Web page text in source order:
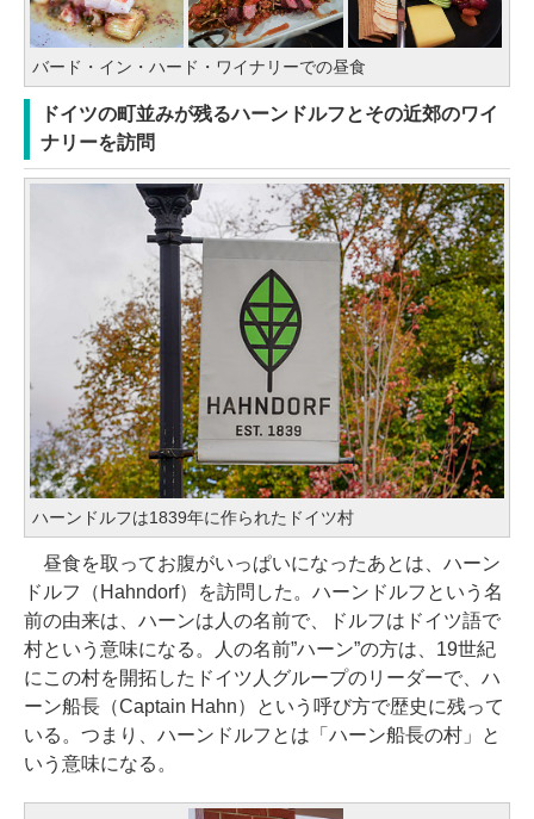
バード・イン・ハード・ワイナリーでの昼食
ドイツの町並みが残るハーンドルフとその近郊のワイ
ナリーを訪問
ハーンドルフは1839年に作られたドイツ村
昼食を取ってお腹がいっぱいになったあとは、ハーン
ドルフ（Hahndorf）を訪問した。ハーンドルフという名
前の由来は、ハーンは人の名前で、ドルフはドイツ語で
村という意味になる。人の名前”ハーン”の方は、19世紀
にこの村を開拓したドイツ人グループのリーダーで、ハ
ーン船長（Captain Hahn）という呼び方で歴史に残って
いる。つまり、ハーンドルフとは「ハーン船長の村」と
いう意味になる。